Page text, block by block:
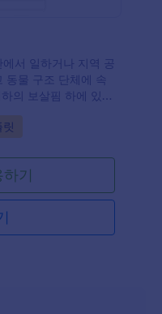
서 일하거나 지역 공
동물 구조 단체에 속
의 보살핌 하에 있는
과 접촉할 수 있게 해
들이 그들의 개인 및
내력과 같은 세부사항
졌습니다. 또한 미래
관련된 귀하의 규정과
때문에 이 템플릿은
양자들이 계약 조건들
기